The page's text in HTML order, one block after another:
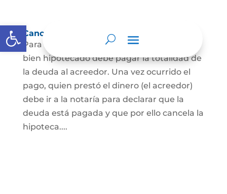
Abrir barra de herramientas
Cancelación de Hipoteca
Para cancelar una hipoteca, el dueño del
bien hipotecado debe pagar la totalidad de
la deuda al acreedor. Una vez ocurrido el
pago, quien prestó el dinero (el acreedor)
debe ir a la notaría para declarar que la
deuda está pagada y que por ello cancela la
hipoteca....